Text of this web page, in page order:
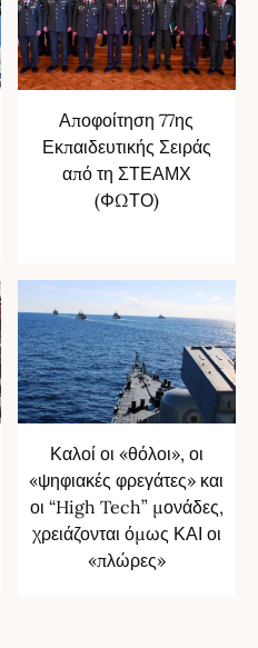
Αποφοίτηση 77ης
Εκπαιδευτικής Σειράς
από τη ΣΤΕΑΜΧ
(ΦΩΤΟ)
Καλοί οι «θόλοι», οι
«ψηφιακές φρεγάτες» και
οι “High Tech” μονάδες,
χρειάζονται όμως ΚΑΙ οι
«πλώρες»